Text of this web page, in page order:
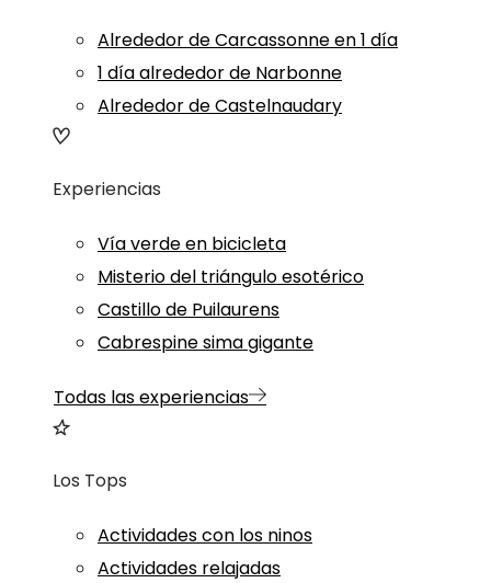
Alrededor de Carcassonne en 1 día
1 día alrededor de Narbonne
Alrededor de Castelnaudary
Experiencias
Vía verde en bicicleta
Misterio del triángulo esotérico
Castillo de Puilaurens
Cabrespine sima gigante
Todas las experiencias
Los Tops
Actividades con los ninos
Actividades relajadas